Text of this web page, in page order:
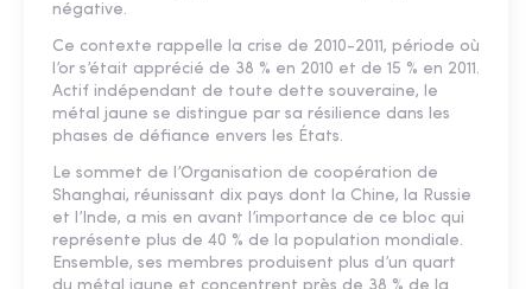
négative.
Ce contexte rappelle la crise de 2010-2011, période où
l’or s’était apprécié de 38 % en 2010 et de 15 % en 2011.
Actif indépendant de toute dette souveraine, le
métal jaune se distingue par sa résilience dans les
phases de défiance envers les États.
Le sommet de l’Organisation de coopération de
Shanghai, réunissant dix pays dont la Chine, la Russie
et l’Inde, a mis en avant l’importance de ce bloc qui
représente plus de 40 % de la population mondiale.
Ensemble, ses membres produisent plus d’un quart